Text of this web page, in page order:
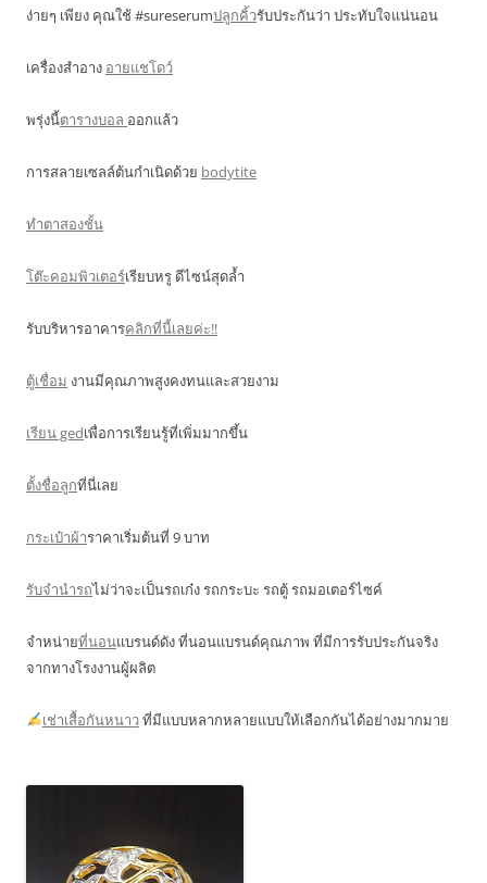
ง่ายๆ เพียง คุณใช้ #sureserumปลูกคิ้วรับประกันว่า ประทับใจแน่นอน
เครื่องสำอาง อายแชโดว์
พรุ่งนี้ตารางบอล ออกแล้ว
การสลายเซลล์ต้นกำเนิดด้วย bodytite
ทำตาสองชั้น
โต๊ะคอมพิวเตอร์เรียบหรู ดีไซน์สุดล้ำ
รับบริหารอาคารคลิกที่นี้เลยค่ะ!!
ตู้เชื่อม งานมีคุณภาพสูงคงทนและสวยงาม
เรียน gedเพื่อการเรียนรู้ที่เพิ่มมากขึ้น
ตั้งชื่อลูกที่นี่เลย
กระเป๋าผ้าราคาเริ่มต้นที่ 9 บาท
รับจำนำรถไม่ว่าจะเป็นรถเก๋ง รถกระบะ รถตู้ รถมอเตอร์ไซค์
จำหน่ายที่นอนแบรนด์ดัง ที่นอนแบรนด์คุณภาพ ที่มีการรับประกันจริง
จากทางโรงงานผู้ผลิต
เช่าเสื้อกันหนาวที่มีแบบหลากหลายแบบให้เลือกกันได้อย่างมากมาย